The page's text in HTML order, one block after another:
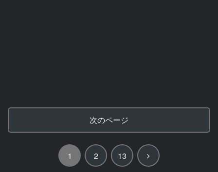
次のページ
1 2 13
次